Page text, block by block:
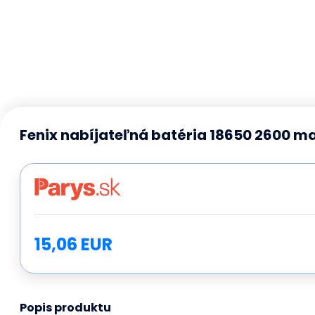
Fenix nabíjateľná batéria 18650 2600
15,06 EUR
Popis produktu